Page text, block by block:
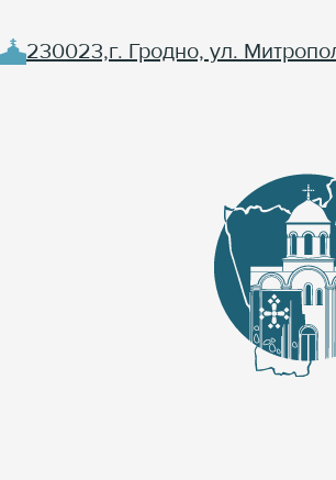
230023,г. Гродно, ул.